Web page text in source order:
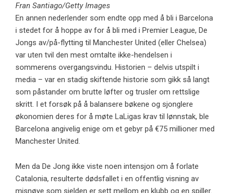
Fran Santiago/Getty Images
En annen nederlender som endte opp med å bli i Barcelona
i stedet for å hoppe av for å bli med i Premier League, De
Jongs av/på-flytting til Manchester United (eller Chelsea)
var uten tvil den mest omtalte ikke-hendelsen i
sommerens overgangsvindu. Historien – delvis utspilt i
media – var en stadig skiftende historie som gikk så langt
som påstander om brutte løfter og trusler om rettslige
skritt. I et forsøk på å balansere bøkene og sjonglere
økonomien deres for å møte LaLigas krav til lønnstak, ble
Barcelona angivelig enige om et gebyr på €75 millioner med
Manchester United.
Men da De Jong ikke viste noen intensjon om å forlate
Catalonia, resulterte dødsfallet i en offentlig visning av
misnøye som sjelden er sett mellom en klubb og en spiller.